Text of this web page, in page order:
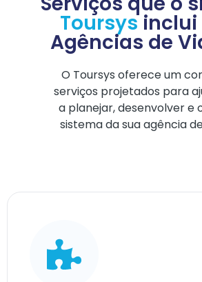
Toursysinclui
Agências de
O Toursys oferece um
serviços projetados para
a planejar, desenvolver e
sistema da sua agência